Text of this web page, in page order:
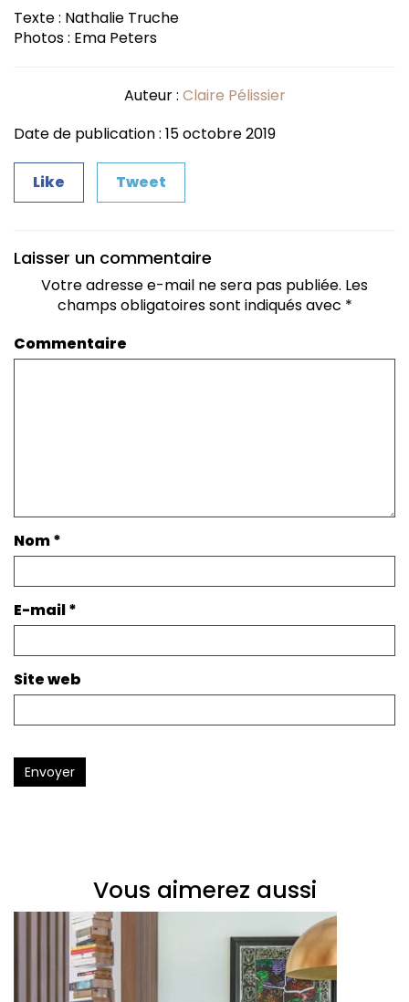
Texte : Nathalie Truche
Photos : Ema Peters
Auteur : Claire Pélissier
Date de publication : 15 octobre 2019
Like Tweet
Laisser un commentaire
Votre adresse e-mail ne sera pas publiée. Les
champs obligatoires sont indiqués avec *
Commentaire
Nom*
E-mail*
Site web
Envoyer
Vous aimerez aussi